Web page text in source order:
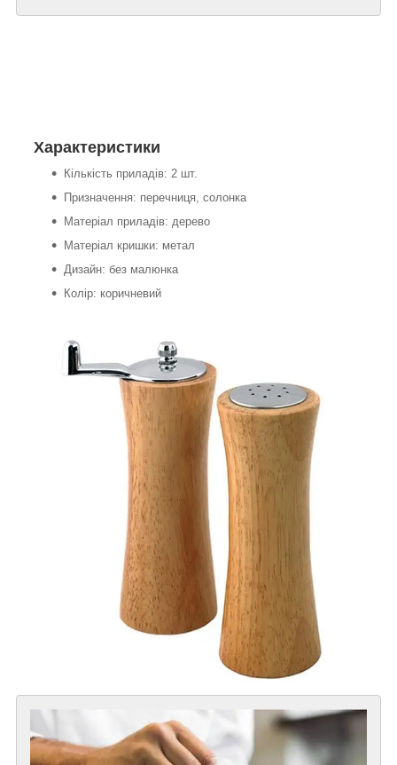
Характеристики
Кількість приладів: 2 шт.
Призначення: перечниця, солонка
Матеріал приладів: дерево
Матеріал кришки: метал
Дизайн: без малюнка
Колір: коричневий